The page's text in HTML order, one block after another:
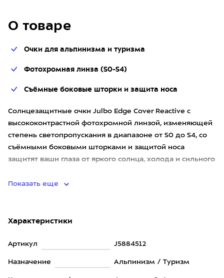
О товаре
Очки для альпинизма и туризма
Фотохромная линза (S0-S4)
Съёмные боковые шторки и защита носа
Солнцезащитные очки Julbo Edge Cover Reactive с
высококонтрастной фотохромной линзой, изменяющей
степень светопропускания в диапазоне от S0 до S4, со
съёмными боковыми шторками и защитой носа
защитят ваши глаза от яркого солнца, холода и сильного
Показать еще
Характеристики
Артикул J5884512
Назначение Альпинизм / Туризм